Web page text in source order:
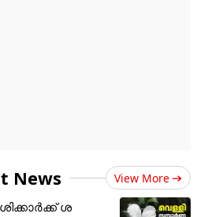
News View More
ശ